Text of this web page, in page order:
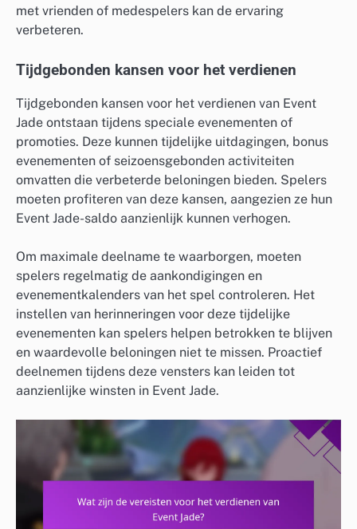
met vrienden of medespelers kan de ervaring
verbeteren.
Tijdgebonden kansen voor het verdienen
Tijdgebonden kansen voor het verdienen van Event
Jade ontstaan tijdens speciale evenementen of
promoties. Deze kunnen tijdelijke uitdagingen, bonus
evenementen of seizoensgebonden activiteiten
omvatten die verbeterde beloningen bieden. Spelers
moeten profiteren van deze kansen, aangezien ze hun
Event Jade-saldo aanzienlijk kunnen verhogen.
Om maximale deelname te waarborgen, moeten
spelers regelmatig de aankondigingen en
evenementkalenders van het spel controleren. Het
instellen van herinneringen voor deze tijdelijke
evenementen kan spelers helpen betrokken te blijven
en waardevolle beloningen niet te missen. Proactief
deelnemen tijdens deze vensters kan leiden tot
aanzienlijke winsten in Event Jade.